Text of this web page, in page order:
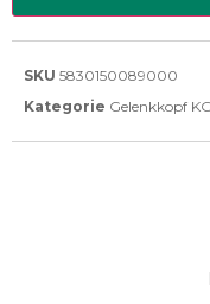
SKU 5830150089000
Kategorie Gelenkkopf KG